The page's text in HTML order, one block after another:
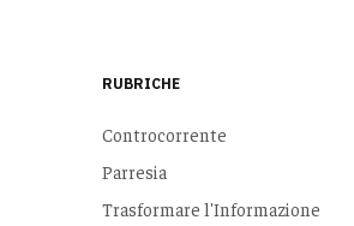
RUBRICHE
Controcorrente
Parresia
Trasformare l'Informazione